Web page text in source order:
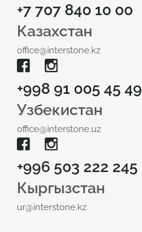
+7 707 840 10 00
Казахстан
office@interstone.kz
+998 91 005 45 49
Узбекистан
office@interstone.uz
+996 503 222 245
Кыргызстан
ur@interstone.kz